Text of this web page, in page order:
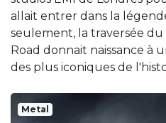
allait entrer dans la
seulement, la traversée
Road donnait naissance à
des plus iconiques de
Metal